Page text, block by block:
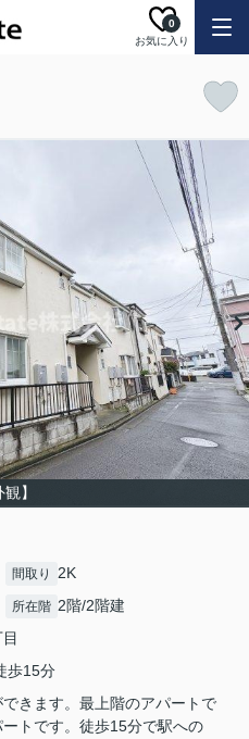
お気に入り
0
観】
間取り 2K
所在階 2階/2階建
歩15分
きます。最上階のアパートで
トです。徒歩15分で駅への